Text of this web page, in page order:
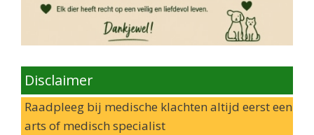
Disclaimer
Raadpleeg bij medische klachten altijd eerst een
arts of medisch specialist